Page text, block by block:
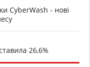
CyberWash - нові
26,6%